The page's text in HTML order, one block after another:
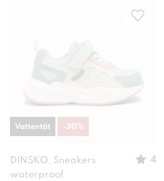
DINSKO, Sneakers
waterproof
4
Vattentät -30%